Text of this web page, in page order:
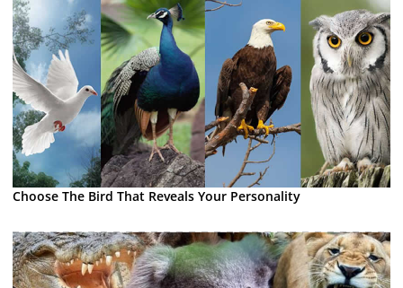
Choose The Bird That Reveals Your Personality